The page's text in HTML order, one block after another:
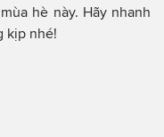
hè này. Hãy nhanh
kịp nhé!